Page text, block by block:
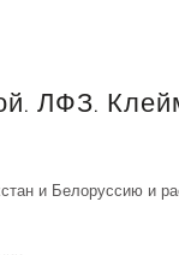
ЛФЗ.
и Белоруссию и